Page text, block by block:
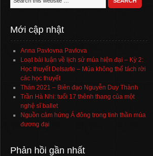
Mới cập nhật
Anna Pavlovna Pavlova
Loạt bài luận về lịch sử múa hiện đại – Kỳ 2:
Học thuyết Delsarte – Múa không thể tách rời
các học thuyết
Thán 2021 – Biên đạo Nguyễn Duy Thành
Trần Hà Nhi: tuổi 17 thênh thang của một
nghệ sĩ ballet
Nguồn cảm hứng Á đông trong tinh thần múa
đương đại
Phản hồi gần nhất